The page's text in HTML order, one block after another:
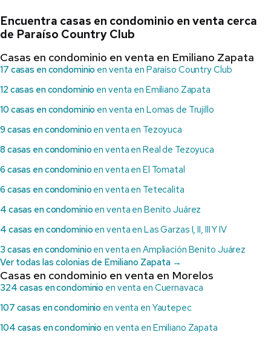
Encuentra casas en condominio en venta cerca
de Paraíso Country Club
Casas en condominio en venta en Emiliano Zapata
17 casas en condominio en venta en Paraíso Country Club
12 casas en condominio en venta en Emiliano Zapata
10 casas en condominio en venta en Lomas de Trujillo
9 casas en condominio en venta en Tezoyuca
8 casas en condominio en venta en Real de Tezoyuca
6 casas en condominio en venta en El Tomatal
6 casas en condominio en venta en Tetecalita
4 casas en condominio en venta en Benito Juárez
4 casas en condominio en venta en Las Garzas I, II, III Y IV
3 casas en condominio en venta en Ampliación Benito Juárez
Ver todas las colonias de Emiliano Zapata →
Casas en condominio en venta en Morelos
324 casas en condominio en venta en Cuernavaca
107 casas en condominio en venta en Yautepec
104 casas en condominio en venta en Emiliano Zapata